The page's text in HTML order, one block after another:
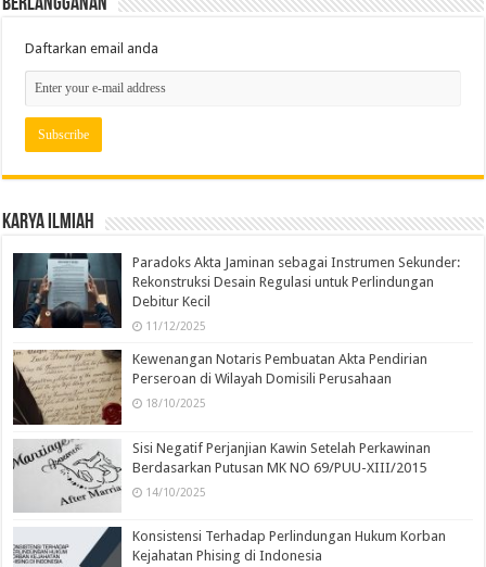
Berlangganan
Daftarkan email anda
Karya Ilmiah
Paradoks Akta Jaminan sebagai Instrumen Sekunder:
Rekonstruksi Desain Regulasi untuk Perlindungan
Debitur Kecil
11/12/2025
Kewenangan Notaris Pembuatan Akta Pendirian
Perseroan di Wilayah Domisili Perusahaan
18/10/2025
Sisi Negatif Perjanjian Kawin Setelah Perkawinan
Berdasarkan Putusan MK NO 69/PUU-XIII/2015
14/10/2025
Konsistensi Terhadap Perlindungan Hukum Korban
Kejahatan Phising di Indonesia